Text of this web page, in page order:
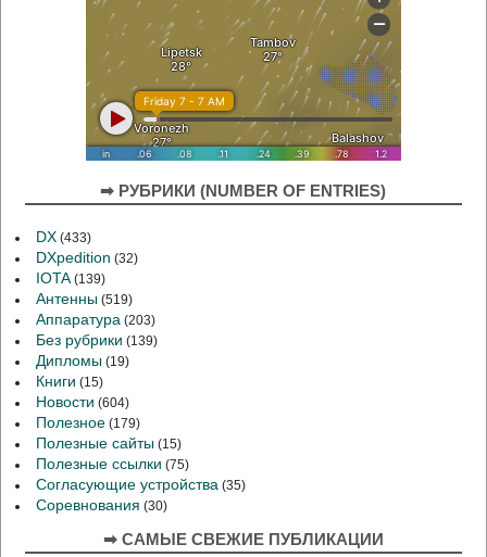
➡ РУБРИКИ (NUMBER OF ENTRIES)
DX (433)
DXpedition (32)
IOTA(139)
Антенны (519)
Аппаратура (203)
Без рубрики (139)
Дипломы (19)
Книги (15)
Новости (604)
Полезное (179)
Полезные сайты (15)
Полезные ссылки (75)
Согласующие устройства (35)
Соревнования (30)
➡ САМЫЕ СВЕЖИЕ ПУБЛИКАЦИИ